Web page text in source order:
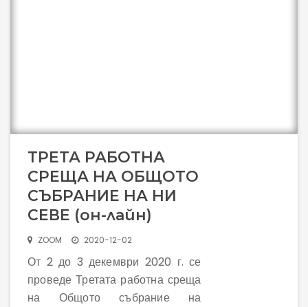
ТРЕТА РАБОТНА
СРЕЩА НА ОБЩОТО
СЪБРАНИЕ НА НИ
СЕВЕ (он-лайн)
ZOOM 2020-12-02
От 2 до 3 декември 2020 г. се
проведе Третата работна среща
на Общото събрание на